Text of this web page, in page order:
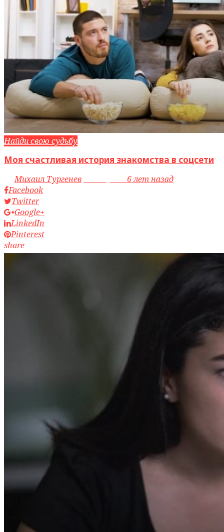
Найди свою судьбу
Моя счастливая история знакомства в соцсети
byМихаил Тургенев
6 лет назад
Facebook
Twitter
Google+
LinkedIn
Pinterest
share